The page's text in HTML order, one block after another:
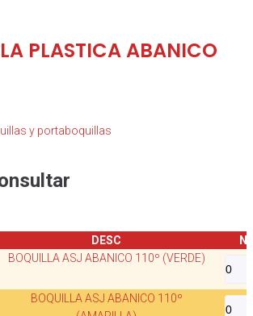
PLASTICA ABANICO
y portaboquillas
DESC
Nº
BOQUILLA ASJ ABANICO 110º (VERDE)
BOQUILLA ASJ ABANICO 110º